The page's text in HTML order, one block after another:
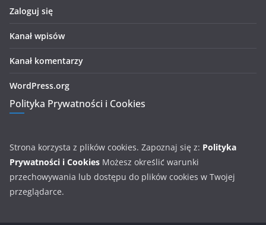
Zaloguj się
Kanał wpisów
Kanał komentarzy
WordPress.org
Polityka Prywatności i Cookies
Strona korzysta z plików cookies. Zapoznaj się z: Polityka
Prywatności i Cookies Możesz określić warunki
przechowywania lub dostępu do plików cookies w Twojej
przeglądarce.